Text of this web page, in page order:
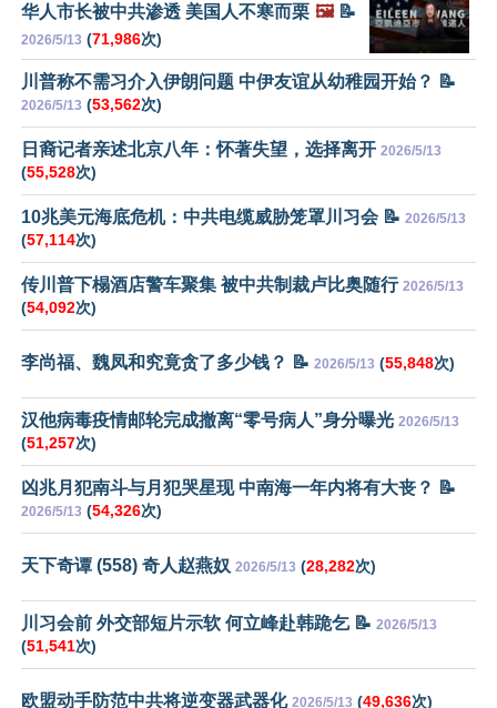
华人市长被中共渗透 美国人不寒而栗 🖼️📝
2026/5/13 (71,986次)
川普称不需习介入伊朗问题 中伊友谊从幼稚园开始？ 📝
2026/5/13 (53,562次)
日裔记者亲述北京八年：怀著失望，选择离开 2026/5/13
(55,528次)
10兆美元海底危机：中共电缆威胁笼罩川习会 📝 2026/5/13
(57,114次)
传川普下榻酒店警车聚集 被中共制裁卢比奥随行 2026/5/13
(54,092次)
李尚福、魏凤和究竟贪了多少钱？ 📝 2026/5/13 (55,848次)
汉他病毒疫情邮轮完成撤离“零号病人”身分曝光 2026/5/13
(51,257次)
凶兆月犯南斗与月犯哭星现 中南海一年内将有大丧？ 📝
2026/5/13 (54,326次)
天下奇谭 (558) 奇人赵燕奴 2026/5/13 (28,282次)
川习会前 外交部短片示软 何立峰赴韩跪乞 📝 2026/5/13
(51,541次)
欧盟动手防范中共将逆变器武器化 2026/5/13 (49,636次)